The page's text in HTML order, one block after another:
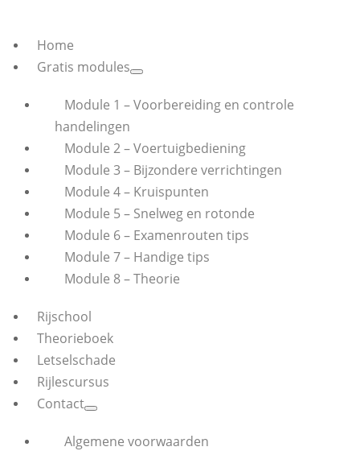
Home
Gratis modules
Module 1 – Voorbereiding en controle
handelingen
Module 2 – Voertuigbediening
Module 3 – Bijzondere verrichtingen
Module 4 – Kruispunten
Module 5 – Snelweg en rotonde
Module 6 – Examenrouten tips
Module 7 – Handige tips
Module 8 – Theorie
Rijschool
Theorieboek
Letselschade
Rijlescursus
Contact
Algemene voorwaarden